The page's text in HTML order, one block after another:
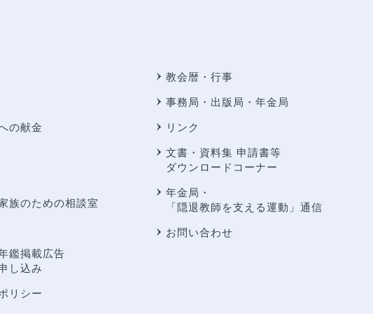
の献金
族のための相談室
鑑掲載広告
し込み
リシー
教会暦・行事
事務局・出版局・年金局
リンク
文書・資料集 申請書等
ダウンロードコーナー
年金局・
「隠退教師を支える運動」通信
お問い合わせ